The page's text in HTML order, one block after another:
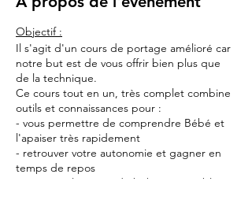
Objectif :
Il s'agit d'un cours de portage amélioré car
notre but est de vous offrir bien plus que
de la technique.
Ce cours tout en un, très complet combine
outils et connaissances pour :
- vous permettre de comprendre Bébé et
l'apaiser très rapidement
- retrouver votre autonomie et gagner en
temps de repos
- retrouver la notice du bébé qui semble